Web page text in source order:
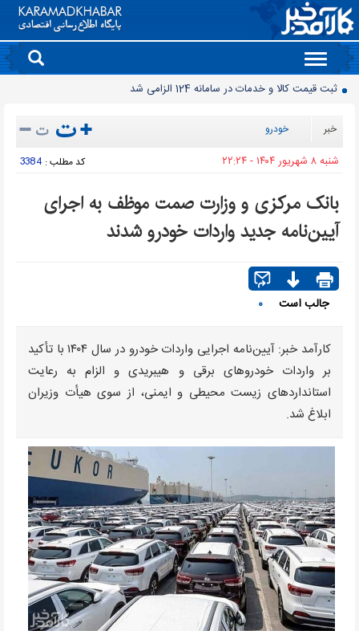
Toggle
navigation
ثبت قیمت کالا و خدمات در سامانه 124 الزامی شد
پایان واگذاری سنتی پهنه های معدنی
افت ۳۴ درصدی فروش خودروسازان؛ ۱۵۵ هزار خودرو در چهار ماه فروخته شد
چرا قبوض برق برخی مشترکان افزایش چند برابری داشت؟
گروه کالاهایی که مشمول واردات با ارز اشخاص شدند
پرشدگی سدها به 58درصد رسید
چگونه به «کیف پول ایران» وصل شویم؟
رانت میلیاردی واردات خودرو
خبر خودرو
شنبه ۸ شهريور ۱۴۰۴ - ۲۲:۲۴ کد مطلب : 3384
بانک مرکزی و وزارت صمت موظف به اجرای
آیین‌نامه جدید واردات خودرو شدند
جالب است ۰
کارآمد خبر: آیین‌نامه اجرایی واردات خودرو در سال ۱۴۰۴ با تأکید
بر واردات خودروهای برقی و هیبریدی و الزام به رعایت
استانداردهای زیست‌ محیطی و ایمنی، از سوی هیأت وزیران
ابلاغ شد.